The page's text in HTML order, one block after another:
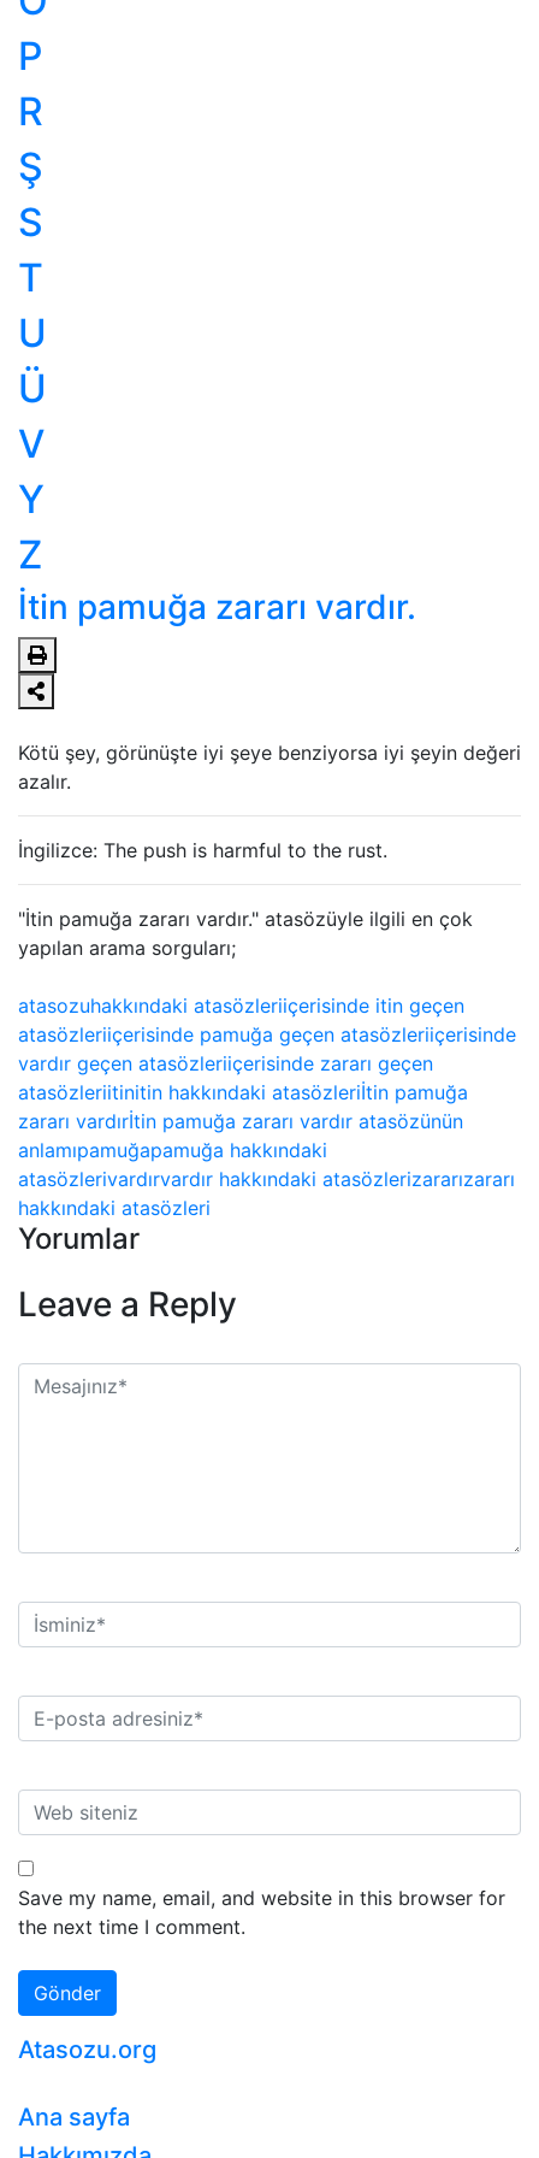
P
R
Ş
S
T
U
Ü
V
Y
Z
İtin pamuğa zararı vardır.
Kötü şey, görünüşte iyi şeye benziyorsa iyi şeyin değeri
azalır.
İngilizce: The push is harmful to the rust.
"İtin pamuğa zararı vardır." atasözüyle ilgili en çok
yapılan arama sorguları;
atasozuhakkındaki atasözleriiçerisinde itin geçen
atasözleriiçerisinde pamuğa geçen atasözleriiçerisinde
vardır geçen atasözleriiçerisinde zararı geçen
atasözleriitinitin hakkındaki atasözleriİtin pamuğa
zararı vardırİtin pamuğa zararı vardır atasözünün
anlamıpamuğapamuğa hakkındaki
atasözlerivardırvardır hakkındaki atasözlerizararızararı
hakkındaki atasözleri
Yorumlar
Leave a Reply
Save my name, email, and website in this browser for
the next time I comment.
Atasozu.org
Ana sayfa